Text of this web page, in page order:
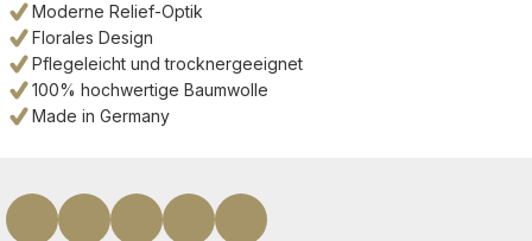
Moderne Relief-Optik
Florales Design
Pflegeleicht und trocknergeeignet
100% hochwertige Baumwolle
Made in Germany